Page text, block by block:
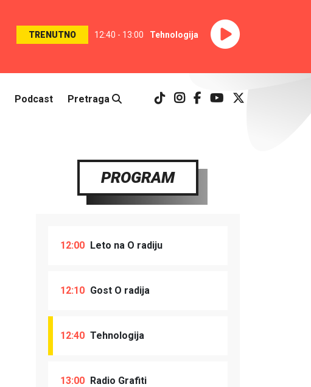
TRENUTNO 12:40 - 13:00 Tehnologija
Podcast Pretraga
PROGRAM
12:00 Leto na O radiju
12:10 Gost O radija
12:40 Tehnologija
13:00 Radio Grafiti